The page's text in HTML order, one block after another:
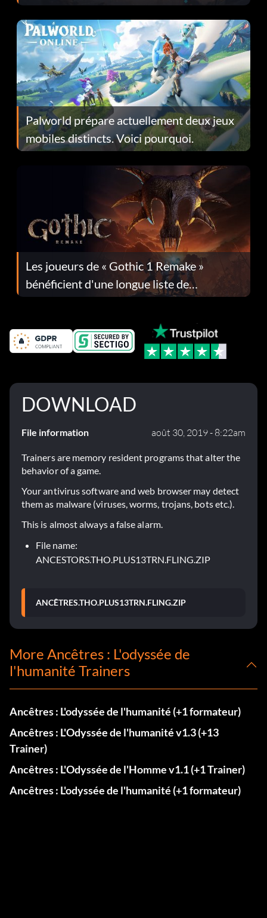
Fans Are Hopeful
Palworld prépare actuellement deux jeux
mobiles distincts. Voici pourquoi.
Les joueurs de « Gothic 1 Remake »
bénéficient d'une longue liste de
corrections dans la mise à jour 1.0.4
DOWNLOAD
File information août 30, 2019 - 8:22am
Trainers are memory resident programs that alter the
behavior of a game.
Your antivirus software and web browser may detect
them as malware (viruses, worms, trojans, bots etc.).
This is almost always a false alarm.
File name:
ANCESTORS.THO.PLUS13TRN.FLING.ZIP
ANCÊTRES.THO.PLUS13TRN.FLING.ZIP
More Ancêtres : L'odyssée de
l'humanité Trainers
Ancêtres : L'odyssée de l'humanité (+1 formateur)
Ancêtres : L'Odyssée de l'humanité v1.3 (+13
Trainer)
Ancêtres : L'Odyssée de l'Homme v1.1 (+1 Trainer)
Ancêtres : L'odyssée de l'humanité (+1 formateur)